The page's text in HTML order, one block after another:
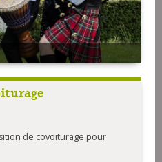
de covoiturage pour